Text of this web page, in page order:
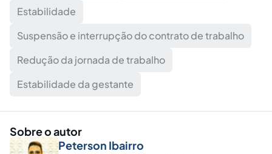
Estabilidade
Suspensão e interrupção do contrato de trabalho
Redução da jornada de trabalho
Estabilidade da gestante
Sobre o autor
Peterson Ibairro